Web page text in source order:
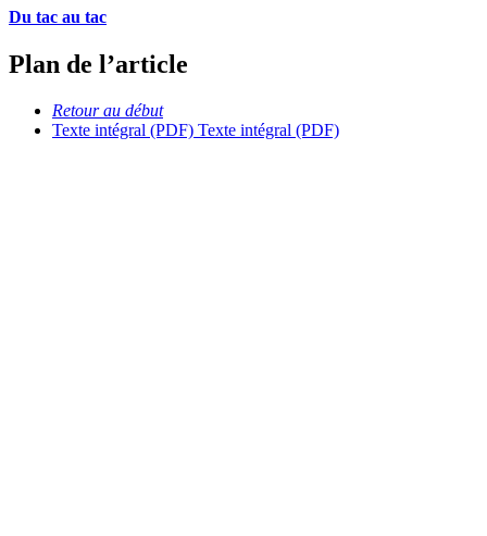
Du tac au tac
Plan de l’article
Retour au début
Texte intégral (PDF) Texte intégral (PDF)